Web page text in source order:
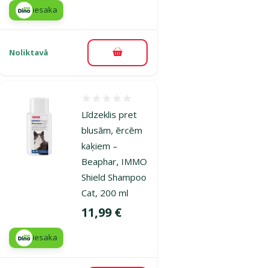
iesaka
Noliktavā Pievienot grozam
L­īdzeklis pret
blusām, ērcēm
kaķiem –
Beaphar, IMMO
Shield Shampoo
Cat, 200 ml
Cena
11,99 €
iesaka